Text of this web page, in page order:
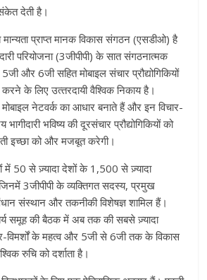
देती है।
प्राप्त मानक विकास संगठन (एसडीओ) है
परियोजना (3जीपीपी) के सात संगठनात्मक
और 6जी सहित मोबाइल संचार प्रौद्योगिकियों
करने के लिए उत्‍तरदायी वैश्विक निकाय है।
मोबाइल नेटवर्क का आधार बनाते हैं और इन विचार-
भविष्य की दूरसंचार प्रौद्योगिकियों को
इच्छा को और मजबूत करेगी।
50 से ज़्यादा देशों के 1,500 से ज़्यादा
3जीपीपी के व्यक्तिगत सदस्य, प्रमुख
संस्थान और तकनीकी विशेषज्ञ शामिल हैं।
समूह की बैठक में अब तक की सबसे ज़्यादा
विमर्शों के महत्व और 5जी से 6जी तक के विकास
रुचि को दर्शाता है।